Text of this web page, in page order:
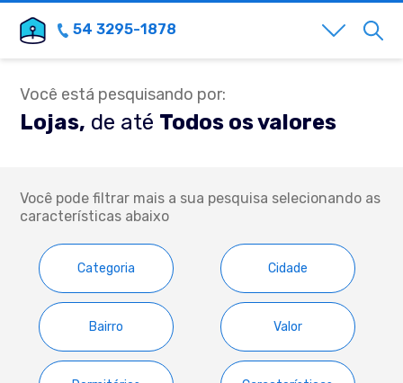
54 3295-1878
Você está pesquisando por:
Lojas, de até Todos os valores
Você pode filtrar mais a sua pesquisa selecionando as
características abaixo
Categoria Cidade
Bairro Valor